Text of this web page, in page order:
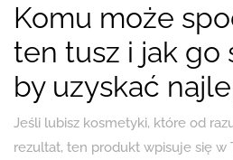
Komu może
ten tusz i jak go
by uzyskać
Jeśli lubisz kosmetyki, które od
rezultat, ten produkt wpisuje się w